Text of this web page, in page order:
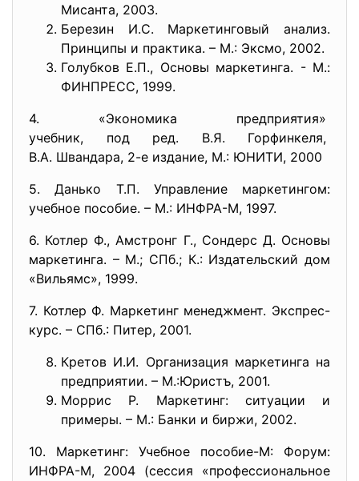
Мисанта, 2003.
Березин И.С. Маркетинговый анализ.
Принципы и практика. – М.: Эксмо, 2002.
Голубков Е.П., Основы маркетинга. - М.:
ФИНПРЕСС, 1999.
4. «Экономика предприятия»
учебник, под ред. В.Я. Горфинкеля,
В.А. Швандара, 2-е издание, М.: ЮНИТИ, 2000
5. Данько Т.П. Управление маркетингом:
учебное пособие. – М.: ИНФРА-М, 1997.
6. Котлер Ф., Амстронг Г., Сондерс Д. Основы
маркетинга. – М.; СПб.; К.: Издательский дом
«Вильямс», 1999.
7. Котлер Ф. Маркетинг менеджмент. Экспрес-
курс. – СПб.: Питер, 2001.
Кретов И.И. Организация маркетинга на
предприятии. – М.:Юристъ, 2001.
Моррис Р. Маркетинг: ситуации и
примеры. – М.: Банки и биржи, 2002.
10. Маркетинг: Учебное пособие-М: Форум:
ИНФРА-М, 2004 (сессия «профессиональное